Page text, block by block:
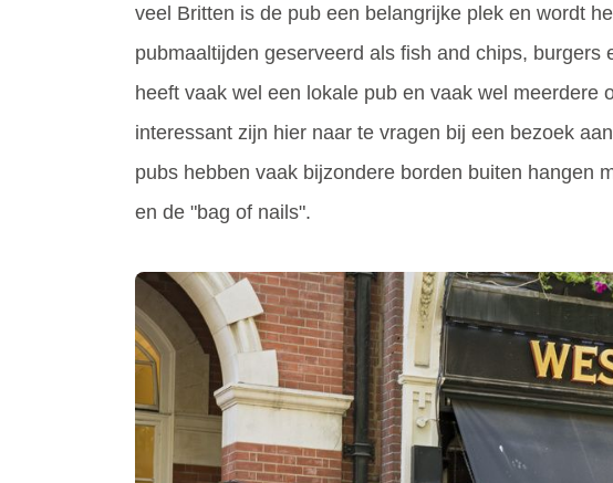
veel Britten is de pub een belangrijke plek en wordt
pubmaaltijden geserveerd als fish and chips,
heeft vaak wel een lokale pub en vaak wel
interessant zijn hier naar te vragen bij een bezoek
pubs hebben vaak bijzondere borden buiten hangen
en de "bag of nails".